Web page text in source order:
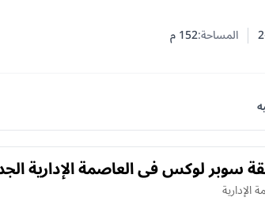
النوم
الحمامات2 المساحة:152م
سوبر لوكس في العاصمة الإدارية
الإدارية